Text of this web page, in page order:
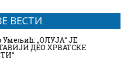
ВЕСТИ
„ОЛУЈА“ ЈЕ
ДЕО ХРВАТСКЕ